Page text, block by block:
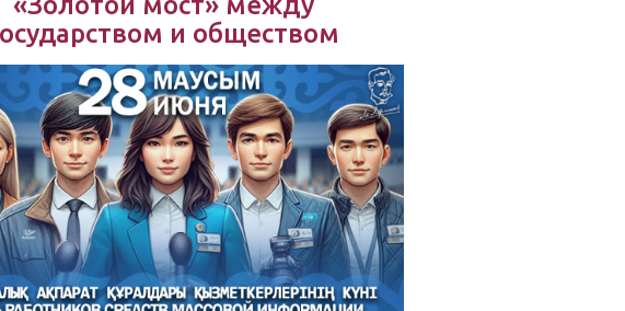
и обществом